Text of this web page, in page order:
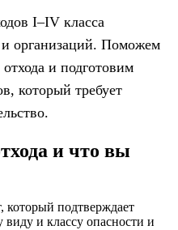
I–IV класса
организаций. Поможем
и подготовим
который требует
и что вы
который подтверждает
виду и классу опасности и